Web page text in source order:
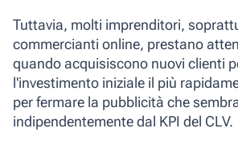
Tuttavia, molti imprenditori,
commercianti online, prestano
quando acquisiscono nuovi clienti
l'investimento iniziale il più
per fermare la pubblicità che
indipendentemente dal KPI del CLV.